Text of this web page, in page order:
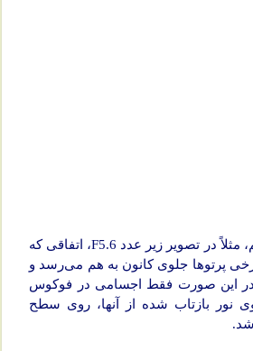
اگر دیافراگم را باز کنیم، مثلاً در تصویر زیر عدد F5.6، اتفاقی که
پرتوها جلوی کانون به هم می‌رسد و
این صورت فقط اجسامی در فوکوس
نور بازتاب شده از آنها، روی سطح